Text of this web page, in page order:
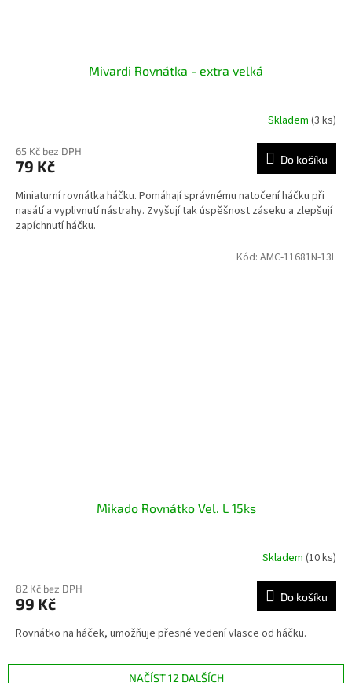
Mivardi Rovnátka - extra velká
Skladem (3 ks)
65 Kč bez DPH
79 Kč Do košíku
Miniaturní rovnátka háčku. Pomáhají správnému natočení háčku při
nasátí a vyplivnutí nástrahy. Zvyšují tak úspěšnost záseku a zlepšují
zapíchnutí háčku.
Mikado Rovnátko Vel. L 15ks
Skladem (10 ks)
82 Kč bez DPH
99 Kč Do košíku
Rovnátko na háček, umožňuje přesné vedení vlasce od háčku.
Kód: AMC-11681N-13L
NAČÍST 12 DALŠÍCH